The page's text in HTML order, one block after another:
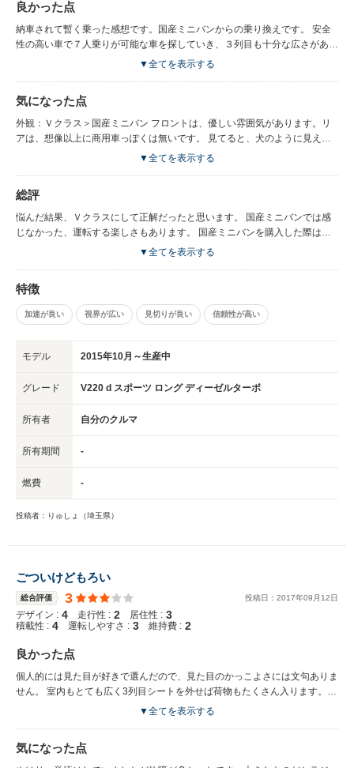
良かった点
納車されて暫く乗った感想です。国産ミニバンからの乗り換えです。 安全
性の高い車で７人乗りが可能な車を探していき、３列目も十分な広さがある
Ｖを購入致しました。 事故に遭遇してしまった場合の衝突安全性が一番の
たら、スペース３台分を使って横向きに駐車してしまいました。 「終了し
ました」という文字が出たので、思わず「そういうことか」言ってしまいま
した。
▼全てを表示する
気になった点
外観：Ｖクラス＞国産ミニバン フロントは、優しい雰囲気があります。リ
アは、想像以上に商用車っぽくは無いです。 見てると、犬のように見えて
きます。 ただ、夜の電灯に照らされてる時はカッコ良くなります。 内装：
で、必要最低限の置き場は確保できてます。 収納は、国産車の方が痒い所
に手が届く感じです（過剰すぎる部分もありますが） 乗り心地：Ｖクラス
＞＞＞＞＞国産ミニバン納車直後は、低速時に多少の硬さを感じましたが、
良い乗り心地です。 凹凸も上手く吸収し、ロールもあまり無く、横風も全
く気になりません。 また、静寂性も高いので、高速で音楽のボリューム調
整も不要です。 走行性能・エンジン性能：Vクラス＞＞＞国産ミニバン 素
人なのであまり良くわかりませんが、全くストレスなく乗れております。
ディーゼル音も、車内にはあまり聞こえてこない印象です。たまーに、遠く
すが、私には十分です。 以前の車は、バックモニターと警告音とクルーズ
したが、衝突安全性に優れていることが一番です。 これで家族の安全も確
保できると思えば、申し分ありません。 価格：Vクラス＜＜＜＜国産ミニバ
ン 高いと言われれば高いですが、それに見合った車だと思います。
▼全てを表示する
総評
悩んだ結果、Ｖクラスにして正解だったと思います。 国産ミニバンでは感
じなかった、運転する楽しさもあります。 国産ミニバンを購入した際は、
フルフラット・フットレスト・容易なスライド等が楽しみだったのですが、
ラしたり と、結果として、おもてなしにもならないになってしまいまし
た。 そう言った反省も踏まえ、実用的な車が良いと思い、今回の購入にな
りました。
▼全てを表示する
特徴
加速が良い 視界が広い 見切りが良い 信頼性が高い
モデル 2015年10月～生産中
グレード V220 d スポーツ ロング ディーゼルターボ
所有者 自分のクルマ
所有期間 -
燃費 -
投稿者：りゅしょ（埼玉県）
ごついけどもろい
総合評価 3 投稿日： 2017年09 月 12日
デザイン : 4 走行性 : 2 居住性 : 3
積載性 : 4 運転しやすさ : 3 維持費 : 2
良かった点
個人的には見た目が好きで選んだので、見た目のかっこよさには文句ありま
せん。 室内もとても広く3列目シートを外せば荷物もたくさん入ります。
そして、外車に詳しくない人からは、ベンツ乗ってすごいねという目でみて
ったです。
▼全てを表示する
気になった点